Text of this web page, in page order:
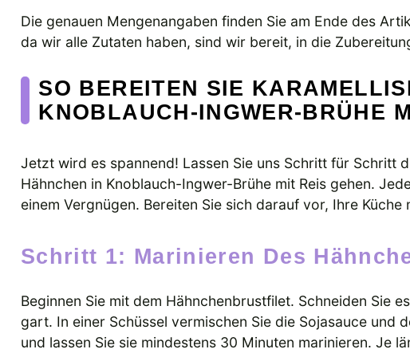
Die genauen Mengenangaben finden Sie am Ende des
da wir alle Zutaten haben, sind wir bereit, in die
SO BEREITEN SIE
KNOBLAUCH-INGWER-BRÜHE
Jetzt wird es spannend! Lassen Sie uns Schritt für Schritt
Hähnchen in Knoblauch-Ingwer-Brühe mit Reis gehen.
einem Vergnügen. Bereiten Sie sich darauf vor, Ihre
Schritt 1: Marinieren Des
Beginnen Sie mit dem Hähnchenbrustfilet. Schneiden Sie
gart. In einer Schüssel vermischen Sie die Sojasauce und
und lassen Sie sie mindestens 30 Minuten marinieren. Je